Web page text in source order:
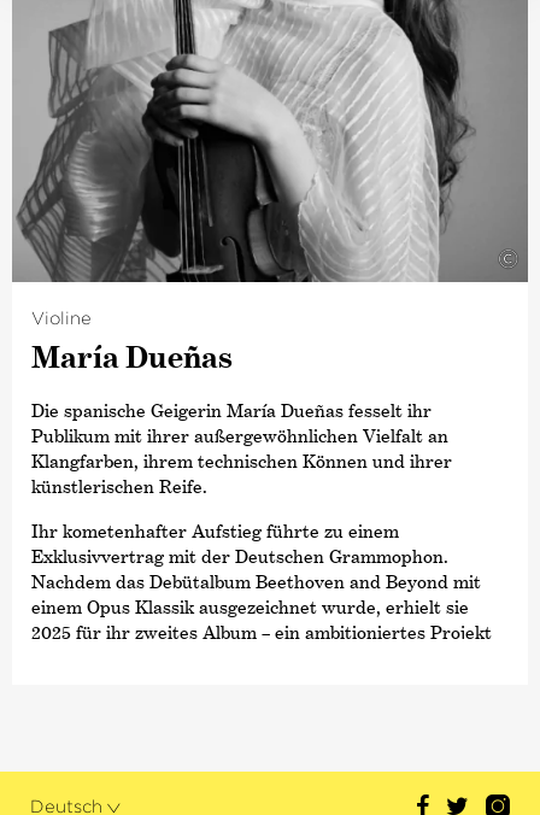
Mit der Saison 2028/29 übernimmt Järvi das Amt des
Chefdirigenten und künstlerischen Beraters des London
Philharmonic Orchestra.
Als Gastdirigent tritt er regelmäßig mit bedeutenden
Orchestern wie dem Royal Concertgebouw Orchestra
Amsterdam, den Berliner Philharmonikern, der
Staatskapelle Dresden, den New York und Los Angeles
Philharmonic und dem Chicago Symphony Orchestra.
2015 wurde er von der renommierten britischen
Zeitschrift›Gramophone‹ und der französischen
Zeitschrift›Diapason‹zum›Künstler des Jahres‹
ernannt, 2019 folgte der Opus Klassik als
Auszeichnung des Landes Bremen, die Medaille für
©
Violine
María Dueñas
Die spanische Geigerin María Dueñas fesselt ihr
Publikum mit ihrer außergewöhnlichen Vielfalt an
Klangfarben, ihrem technischen Können und ihrer
künstlerischen Reife.
Ihr kometenhafter Aufstieg führte zu einem
Exklusivvertrag mit der Deutschen Grammophon.
Nachdem das Debütalbum Beethoven and Beyond mit
einem Opus Klassik ausgezeichnet wurde, erhielt sie
2025 für ihr zweites Album – ein ambitioniertes Projekt
Staatskapelle Berlin, die Münchner Philharmoniker, die
Bamberger Symphoniker, Die Deutsche Kammer­
Deutsch